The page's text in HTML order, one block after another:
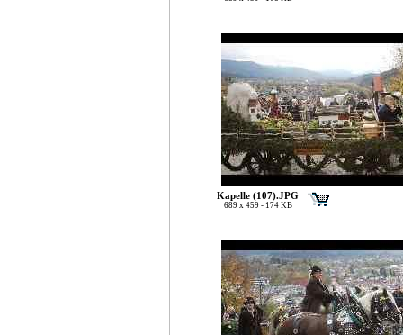
Kapelle (107).JPG
689 x 459 - 174 KB